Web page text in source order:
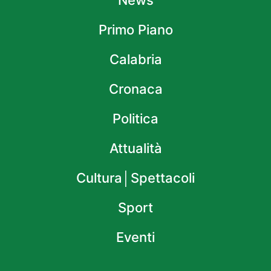
Primo Piano
Calabria
Cronaca
Politica
Attualità
Cultura│Spettacoli
Sport
Eventi